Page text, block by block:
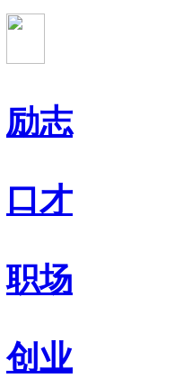
励志
口才
职场
创业